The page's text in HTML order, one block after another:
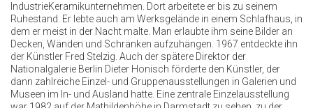
IndustrieKeramikunternehmen. Dort arbeitete er bis zu seinem
Ruhestand. Er lebte auch am Werksgelände in einem Schlafhaus, in
dem er meist in der Nacht malte. Man erlaubte ihm seine Bilder an
Decken, Wänden und Schränken aufzuhängen. 1967 entdeckte ihn
der Künstler Fred Stelzig. Auch der spätere Direktor der
Nationalgalerie Berlin Dieter Honisch förderte den Künstler, der
dann zahlreiche Einzel- und Gruppenausstellungen in Galerien und
Museen im In- und Ausland hatte. Eine zentrale Einzelausstellung